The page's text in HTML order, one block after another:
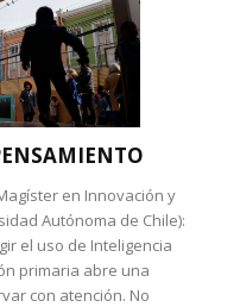
en Innovación y
Autónoma de Chile):
el uso de Inteligencia
primaria abre una
con atención. No